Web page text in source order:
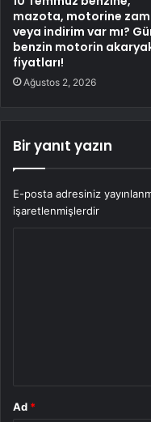
mazota, motorine zam
veya indirim var mı?
benzin motorin
fiyatları!
Ağustos 2, 2026
Bir yanıt yazın
E-posta adresiniz
işaretlenmişlerdir
Ad *